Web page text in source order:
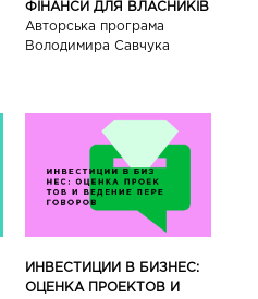
ФІНАНСИ ДЛЯ ВЛАСНИКІВ
Авторська програма
Володимира Савчука
ИНВЕСТИЦИИ В БИЗНЕС:
ОЦЕНКА ПРОЕКТОВ И